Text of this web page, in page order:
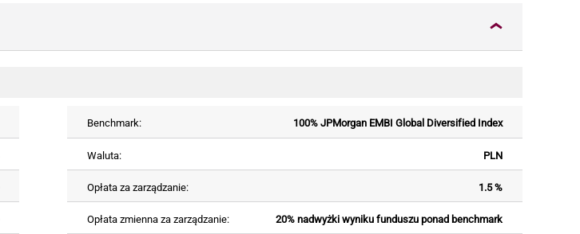
Benchmark: 100% JPMorgan EMBI Global Diversified Index
Waluta: PLN
Opłata za zarządzanie: 1.5 %
Opłata zmienna za zarządzanie: 20% nadwyżki wyniku funduszu ponad benchmark